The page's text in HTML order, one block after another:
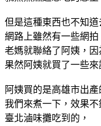
但是這種東西也不知道
網路上雖然有一些網
老媽就聯絡了阿姨，因
果然阿姨就買了一些來
阿姨買的是高雄市出
我們來煮一下，效果不
臺北滷味攤吃到的，